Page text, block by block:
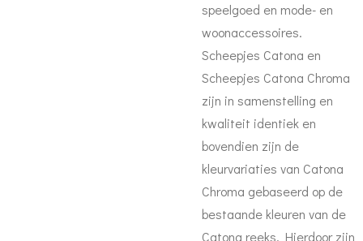
speelgoed en mode- en
woonaccessoires.
Scheepjes Catona en
Scheepjes Catona Chroma
zijn in samenstelling en
kwaliteit identiek en
bovendien zijn de
kleurvariaties van Catona
Chroma gebaseerd op de
bestaande kleuren van de
Catona reeks. Hierdoor zijn